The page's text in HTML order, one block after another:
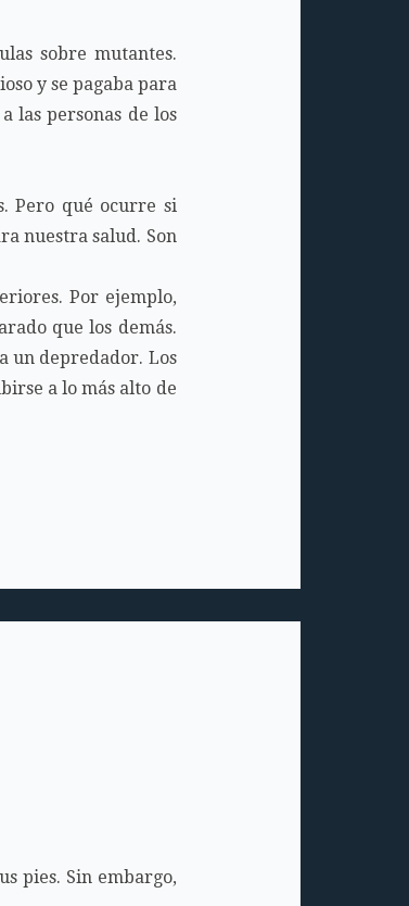
sobre mutantes.
y se pagaba para
las personas de los
Pero qué ocurre si
nuestra salud. Son
Por ejemplo,
que los demás.
un depredador. Los
a lo más alto de
pies. Sin embargo,